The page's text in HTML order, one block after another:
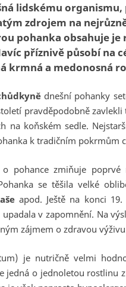
lidskému
zdrojem na
pohanka obsahuje
příznivě působí na
krmná a medonosná
dnešní pohanky
pravděpodobně
na koňském sedle.
k tradičním pokrmům
pohance zmiňuje poprvé
se těšila velké
apod. Ještě na konci
v zapomnění. Na
zájmem o zdravou
) je nutričně velmi
jedná o jednoletou rostlinu